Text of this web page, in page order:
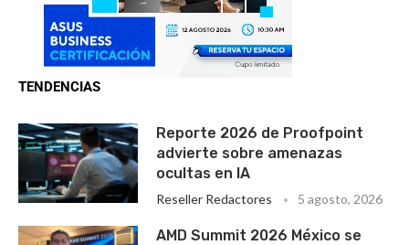
TENDENCIAS
Reporte 2026 de Proofpoint
advierte sobre amenazas
ocultas en IA
Reseller Redactores 5 agosto, 2026
AMD Summit 2026 México se